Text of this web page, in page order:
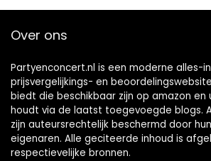
Over ons
Partyenconcert.nl is een moderne alles-
prijsvergelijkings- en
biedt die beschikbaar zijn op amazon en
houdt via de laatst toegevoegde blogs.
zijn auteursrechtelijk beschermd door
eigenaren. Alle geciteerde inhoud is
respectievelijke bronnen.